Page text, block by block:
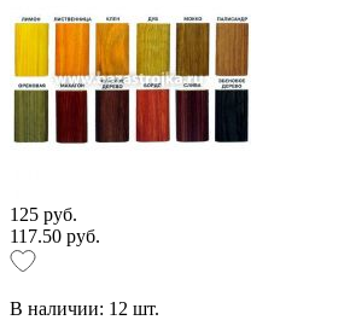
125 руб.
117.50 руб.
В наличии: 12 шт.